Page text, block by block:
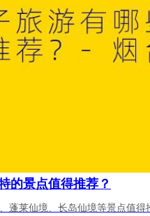
的景点值得推荐？
蓬莱仙境、长岛仙境等景点值得